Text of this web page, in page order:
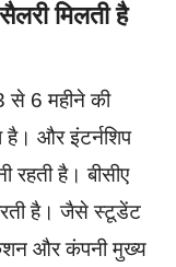
मिलती है
से 6 महीने की
है। और इंटर्नशिप
रहती है। बीसीए
है। जैसे स्टूडेंट
और कंपनी मुख्य